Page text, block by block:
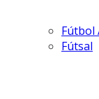
Fútbol
Fútsal